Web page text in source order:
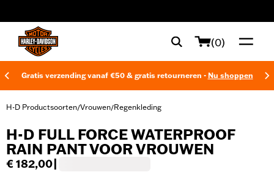
(0)
Gratis verzending vanaf €50 & gratis retourneren - Nu shoppen
H-D Productsoorten/Vrouwen/Regenkleding
H-D FULL FORCE WATERPROOF
RAIN PANT VOOR VROUWEN
€ 182,00